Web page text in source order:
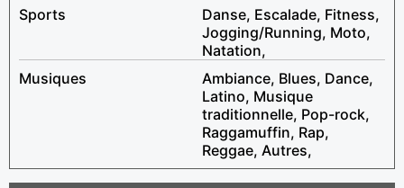
Sports
Danse, Escalade, Fitness,
Jogging/Running, Moto,
Natation,
Musiques
Ambiance, Blues, Dance,
Latino, Musique
traditionnelle, Pop-rock,
Raggamuffin, Rap,
Reggae, Autres,